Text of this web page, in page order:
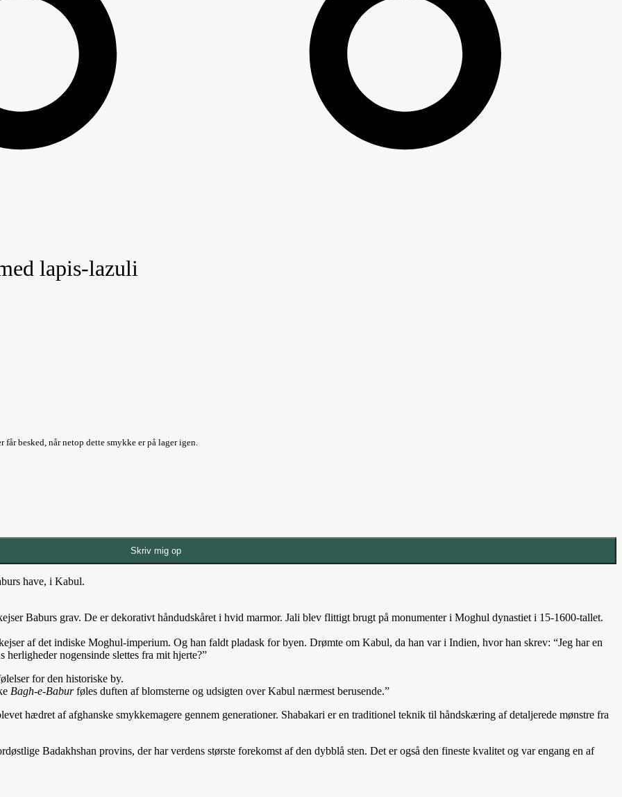
lapis-lazuli
besked, når netop dette smykke er på lager igen.
Skriv mig op
have, i Kabul.
Baburs grav. De er dekorativt håndudskåret i hvid marmor. Jali blev flittigt brugt på monumenter i Moghul dynastiet i 15-1600-tallet.
af det indiske Moghul-imperium. Og han faldt pladask for byen. Drømte om Kabul, da han var i Indien, hvor han skrev: “Jeg har en
nogensinde slettes fra mit hjerte?”
for den historiske by.
Bagh-e-Baburføles duften af blomsterne og udsigten over Kabul nærmest berusende.”
hædret af afghanske smykkemagere gennem generationer. Shabakari er en traditionel teknik til håndskæring af detaljerede mønstre fra
Badakhshan provins, der har verdens største forekomst af den dybblå sten. Det er også den fineste kvalitet og var engang en af